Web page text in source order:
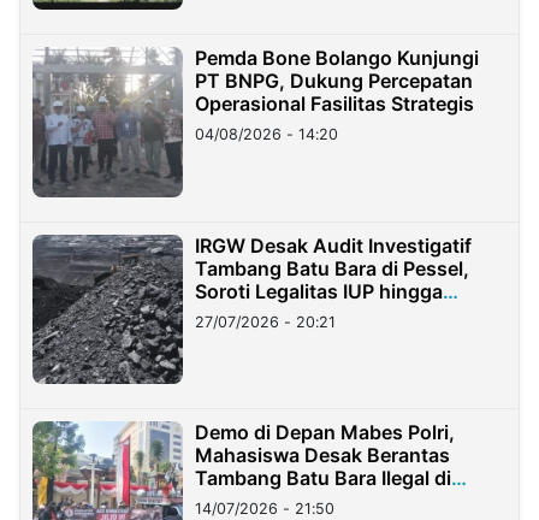
Pemda Bone Bolango Kunjungi
PT BNPG, Dukung Percepatan
Operasional Fasilitas Strategis
04/08/2026 - 14:20
IRGW Desak Audit Investigatif
Tambang Batu Bara di Pessel,
Soroti Legalitas IUP hingga
Stockpile
27/07/2026 - 20:21
Demo di Depan Mabes Polri,
Mahasiswa Desak Berantas
Tambang Batu Bara Ilegal di
Lampung
14/07/2026 - 21:50